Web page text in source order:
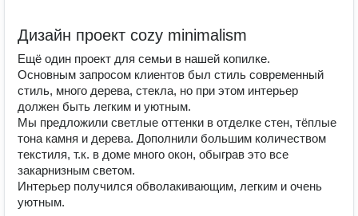
Дизайн проект cozy minimalism
Ещё один проект для семьи в нашей копилке.
Основным запросом клиентов был стиль современный
стиль, много дерева, стекла, но при этом интерьер
должен быть легким и уютным.
Мы предложили светлые оттенки в отделке стен, тёплые
тона камня и дерева. Дополнили большим количеством
текстиля, т.к. в доме много окон, обыграв это все
закарнизным светом.
Интерьер получился обволакивающим, легким и очень
уютным.